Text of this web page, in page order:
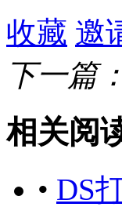
收藏 邀
下一篇：
相关阅
• DS